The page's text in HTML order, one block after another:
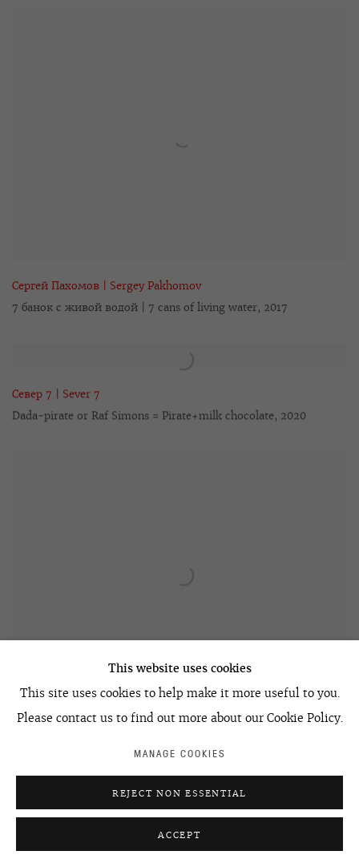
Сергей Пахомов | Sergey Pakhomov
7 банок с живой водой | 7 cans of living water, 2017
Север 7 | Sever 7
Dada-pirate or Raf Simons = Pirate+milk chocolate, 2020
Леонид Цхэ | Leonid Tskhe
This website uses cookies
This site uses cookies to help make it more useful to you.
Please contact us to find out more about our Cookie Policy.
MANAGE COOKIES
REJECT NON ESSENTIAL
ACCEPT